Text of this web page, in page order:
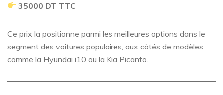
35000 DT TTC
Ce prix la positionne parmi les meilleures options dans le
segment des voitures populaires, aux côtés de modèles
comme la Hyundai i10 ou la Kia Picanto.